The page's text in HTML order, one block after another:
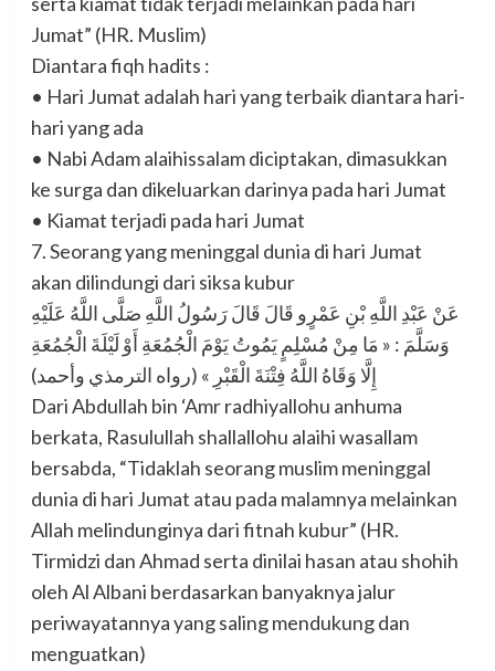
Jumat” (HR. Muslim)
Diantara fiqh hadits :
• Hari Jumat adalah hari yang terbaik diantara hari-
hari yang ada
• Nabi Adam alaihissalam diciptakan, dimasukkan
ke surga dan dikeluarkan darinya pada hari Jumat
• Kiamat terjadi pada hari Jumat
7. Seorang yang meninggal dunia di hari Jumat
akan dilindungi dari siksa kubur
عَنْ عَبْدِ اللَّهِ بْنِ عَمْرٍو قَالَ قَالَ رَسُولُ اللَّهِ صَلَّى اللَّهُ عَلَيْهِ
وَسَلَّمَ : « مَا مِنْ مُسْلِمٍ يَمُوتُ يَوْمَ الْجُمُعَةِ أَوْ لَيْلَةَ الْجُمُعَةِ
إِلَّا وَقَاهُ اللَّهُ فِتْنَةَ الْقَبْرِ » (رواه الترمذي وأحمد)
Dari Abdullah bin ‘Amr radhiyallohu anhuma
berkata, Rasulullah shallallohu alaihi wasallam
bersabda, “Tidaklah seorang muslim meninggal
dunia di hari Jumat atau pada malamnya melainkan
Allah melindunginya dari fitnah kubur” (HR.
Tirmidzi dan Ahmad serta dinilai hasan atau shohih
oleh Al Albani berdasarkan banyaknya jalur
periwayatannya yang saling mendukung dan
menguatkan)